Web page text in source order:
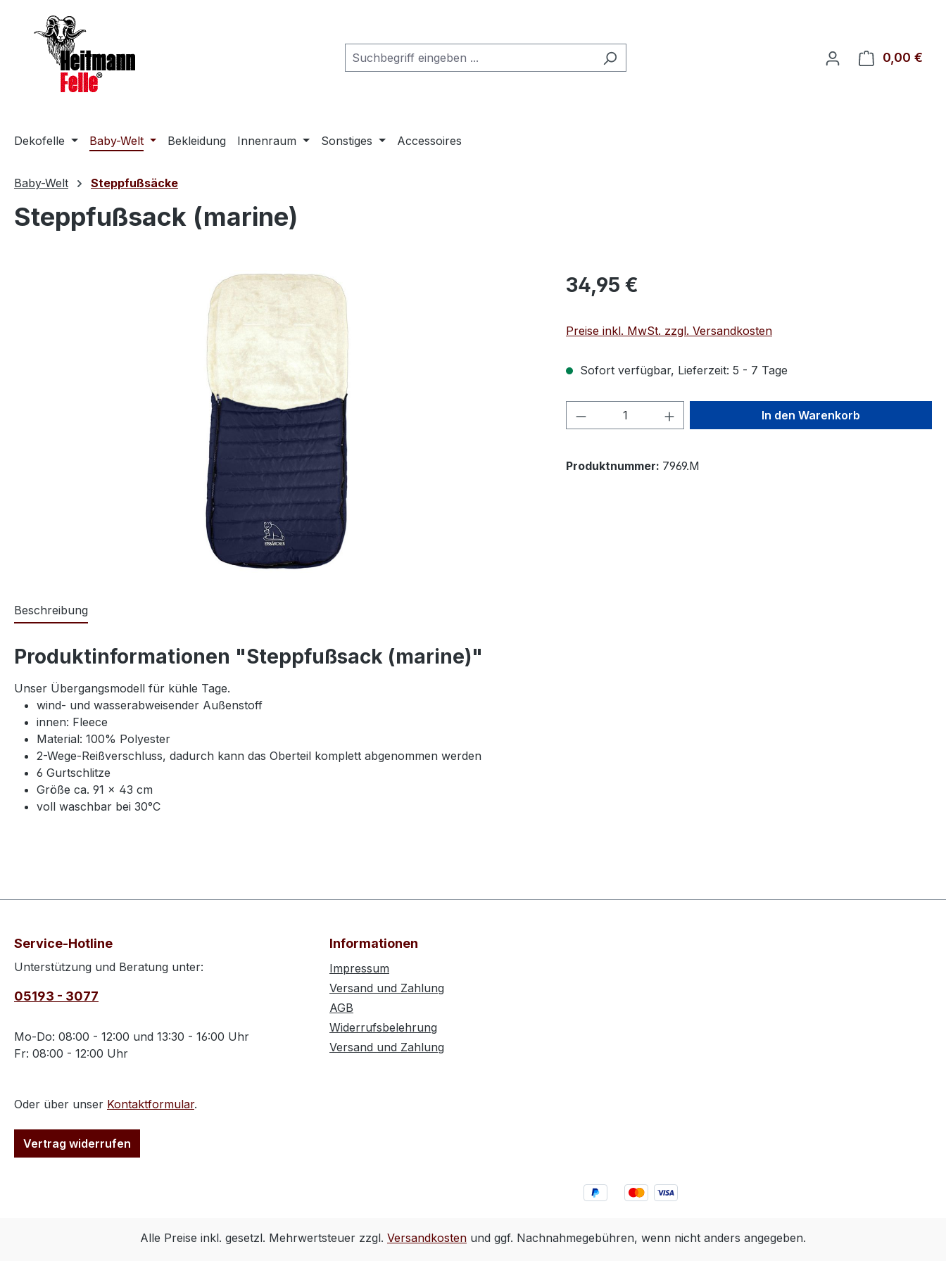
Hauptinhalt springen
Zur Suche springen
Zur Hauptnavigation springen
0,00 €
Dekofelle Baby-Welt Bekleidung Innenraum Sonstiges Accessoires
Baby-Welt Steppfußsäcke
Steppfußsack (marine)
Regulärer Preis:
34,95 €
Preise inkl. MwSt. zzgl. Versandkosten
Sofort verfügbar, Lieferzeit: 5 - 7 Tage
Produkt Anzahl: Gib den gewünschten Wert
In den Warenkorb
Produktnummer: 7969.M
Beschreibung
Produktinformationen "Steppfußsack (marine)"
Unser Übergangsmodell für kühle Tage.
wind- und wasserabweisender Außenstoff
innen: Fleece
Material: 100% Polyester
2-Wege-Reißverschluss, dadurch kann das Oberteil komplett abgenommen werden
6 Gurtschlitze
Größe ca. 91 × 43 cm
voll waschbar bei 30°C
Service-Hotline
Unterstützung und Beratung unter:
05193 - 3077
Mo-Do: 08:00 - 12:00 und 13:30 - 16:00 Uhr
Fr: 08:00 - 12:00 Uhr
Oder über unser Kontaktformular.
Vertrag widerrufen
Informationen
Impressum
Versand und Zahlung
AGB
Widerrufsbelehrung
Versand und Zahlung
Alle Preise inkl. gesetzl. Mehrwertsteuer zzgl. Versandkosten und ggf. Nachnahmegebühren, wenn nicht anders angegeben.